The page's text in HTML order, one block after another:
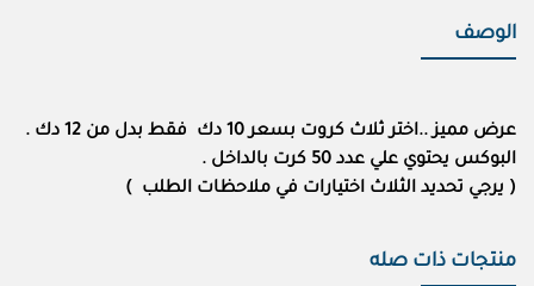
الوصف
عرض مميز ..اختر ثلاث كروت بسعر 10 دك فقط بدل من 12 دك .
البوكس يحتوي علي عدد 50 كرت بالداخل .
( يرجي تحديد الثلاث اختيارات في ملاحظات الطلب )
منتجات ذات صله